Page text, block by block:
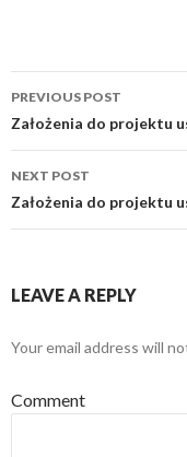
Post
navigation
PREVIOUS POST
Założenia do projektu
NEXT POST
Założenia do projektu
LEAVE A REPLY
Your email address will
Comment